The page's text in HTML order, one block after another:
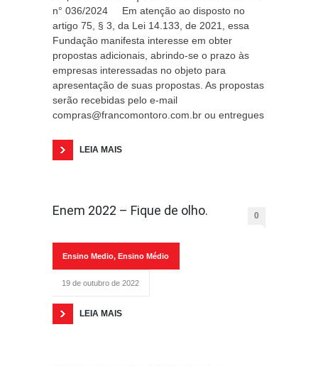
n° 036/2024 Em atenção ao disposto no
artigo 75, § 3, da Lei 14.133, de 2021, essa
Fundação manifesta interesse em obter
propostas adicionais, abrindo-se o prazo às
empresas interessadas no objeto para
apresentação de suas propostas. As propostas
serão recebidas pelo e-mail
compras@francomontoro.com.br ou entregues
LEIA MAIS
Enem 2022 – Fique de olho. 0
Ensino Medio, Ensino Médio
19 de outubro de 2022
LEIA MAIS